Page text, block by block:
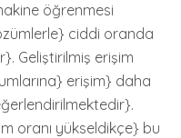
öğrenmesi
ciddi oranda
Geliştirilmiş erişim
erişim} daha
oranı yükseldikçe} bu